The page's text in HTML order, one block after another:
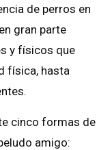
de perros en
gran parte
y físicos que
física, hasta
cinco formas de
amigo: